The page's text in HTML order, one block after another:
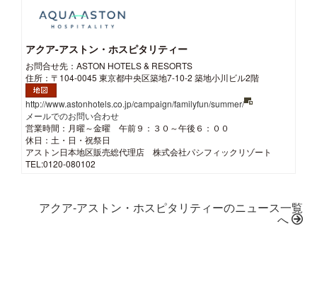
アクア-アストン・ホスピタリティー
お問合せ先：ASTON HOTELS & RESORTS
住所：〒104-0045 東京都中央区築地7-10-2 築地小川ビル2階
http://www.astonhotels.co.jp/campaign/familyfun/summer/
メールでのお問い合わせ
営業時間：月曜～金曜 午前９：３０～午後６：００
休日：土・日・祝祭日
アストン日本地区販売総代理店 株式会社パシフィックリゾート
TEL:0120-080102
アクア-アストン・ホスピタリティーのニュース一覧
へ